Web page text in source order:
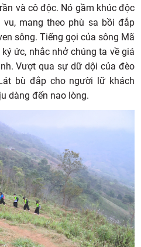
và cô độc. Nó gầm khúc độc
mang theo phù sa bồi đắp
sông. Tiếng gọi của sông Mã
ức, nhắc nhở chúng ta về giá
Vượt qua sự dữ dội của đèo
bù đắp cho người lữ khách
dàng đến nao lòng.